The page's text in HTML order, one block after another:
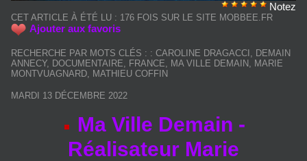
Notez
CET ARTICLE À ÉTÉ LU : 176 FOIS SUR LE SITE MOBBEE.FR
Ajouter aux favoris
RECHERCHE PAR MOTS CLÉS : : CAROLINE DRAGACCI
DEMAIN
ANNECY, DOCUMENTAIRE FRANCE MA VILLE DEMAIN MARIE
MONTVUAGNARD MATHIEU COFFIN
MARDI 13 DÉCEMBRE 2022
Ma Ville Demain -
Réalisateur Marie